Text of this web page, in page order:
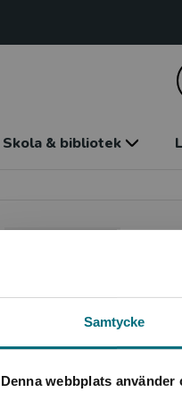
Samtycke
Denna webbplats använder
Skola & bibliotek